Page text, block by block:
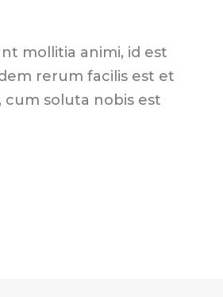
mollitia animi, id est
rerum facilis est et
soluta nobis est